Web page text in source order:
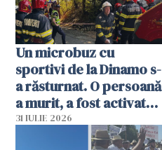
Un microbuz cu
sportivi de la Dinamo s-
a răsturnat. O persoană
a murit, a fost activat
planul roșu de
31 IULIE 2026